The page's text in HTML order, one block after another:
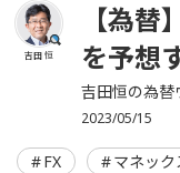
吉田 恒
【為
を予想
吉田恒の為替
2023/05/15
FX マネック